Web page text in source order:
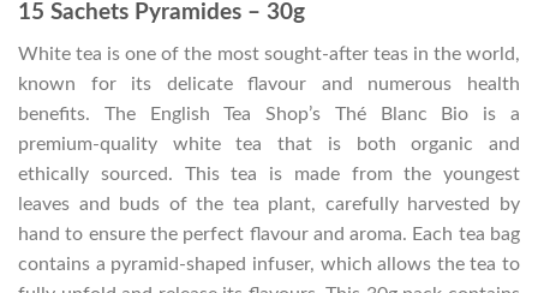
15 Sachets Pyramides – 30g
White tea is one of the most sought-after teas in the world,
known for its delicate flavour and numerous health
benefits. The English Tea Shop’s Thé Blanc Bio is a
premium-quality white tea that is both organic and
ethically sourced. This tea is made from the youngest
leaves and buds of the tea plant, carefully harvested by
hand to ensure the perfect flavour and aroma. Each tea bag
contains a pyramid-shaped infuser, which allows the tea to